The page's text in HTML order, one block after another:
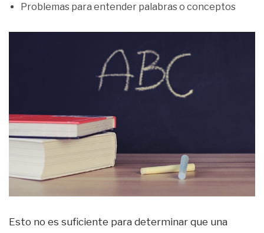
Problemas para entender palabras o conceptos
Esto no es suficiente para determinar que una